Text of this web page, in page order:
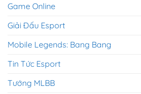
Game Online
Giải Đấu Esport
Mobile Legends: Bang Bang
Tin Tức Esport
Tướng MLBB